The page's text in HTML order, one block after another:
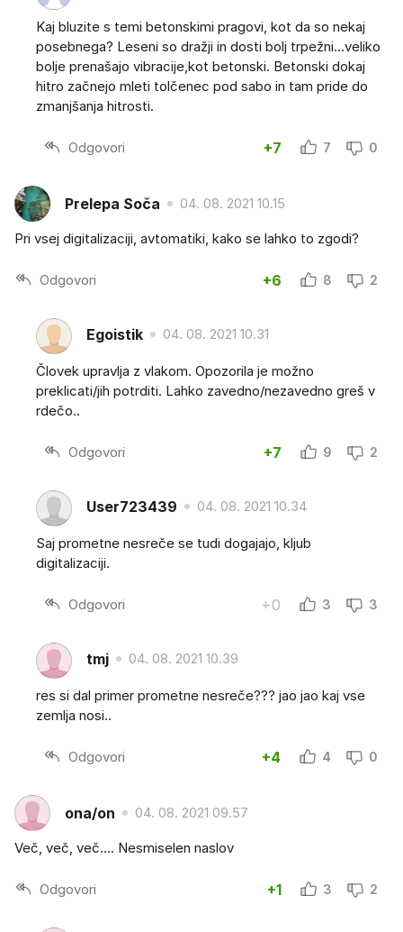
Kaj bluzite s temi betonskimi pragovi, kot da so nekaj
posebnega? Leseni so dražji in dosti bolj trpežni...veliko
bolje prenašajo vibracije,kot betonski. Betonski dokaj
hitro začnejo mleti tolčenec pod sabo in tam pride do
zmanjšanja hitrosti.
Odgovori +7 7 0
Prelepa Soča 04. 08. 2021 10.15
Pri vsej digitalizaciji, avtomatiki, kako se lahko to zgodi?
Odgovori +6 8 2
Egoistik 04. 08. 2021 10.31
Človek upravlja z vlakom. Opozorila je možno
preklicati/jih potrditi. Lahko zavedno/nezavedno greš v
rdečo..
Odgovori +7 9 2
User723439 04. 08. 2021 10.34
Saj prometne nesreče se tudi dogajajo, kljub
digitalizaciji.
Odgovori +0 3 3
tmj 04. 08. 2021 10.39
res si dal primer prometne nesreče??? jao jao kaj vse
zemlja nosi..
Odgovori +4 4 0
ona/on 04. 08. 2021 09.57
Več, več, več.... Nesmiselen naslov
Odgovori +1 3 2